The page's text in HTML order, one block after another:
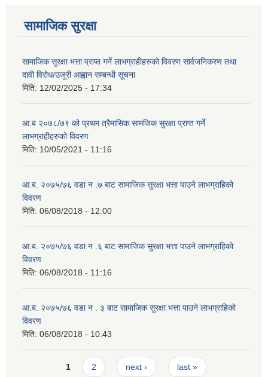
सामाजिक सुरक्षा
सामाजिक सुरक्षा भत्ता प्राप्त गर्ने लाभग्राहीहरुको विवरण सार्वजनिकरण तथा
दावी विरोध/उजुरी आह्वान सम्बन्धी सूचना
मिति: 12/02/2025 - 17:34
आ.ब २०७८/७९ को प्रथम त्रैमासिक सामजिक सुरक्षा प्राप्त गर्ने
लाभग्राहीहरुको विवरण
मिति: 10/05/2021 - 11:16
आ.ब. २०७५/७६ वडा न .७ बाट सामाजिक सुरक्षा भत्ता पाउने लाभग्राहिको
विवरण
मिति: 06/08/2018 - 12:00
आ.ब. २०७५/७६ वडा न .६ बाट सामाजिक सुरक्षा भत्ता पाउने लाभग्राहिको
विवरण
मिति: 06/08/2018 - 11:16
आ.ब. २०७५/७६ वडा न . ३ बाट सामाजिक सुरक्षा भत्ता पाउने लाभग्राहिको
विवरण
मिति: 06/08/2018 - 10:43
Pages1 2 next › last »